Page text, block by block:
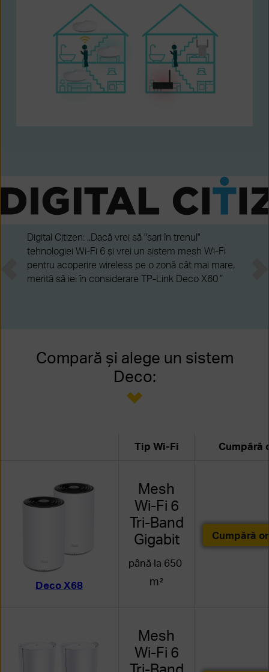
Digital Citizen: ,,Dacă vrei să "sari în trenul"
tehnologiei Wi-Fi 6 și vrei un sistem mesh Wi-Fi
pentru acoperire wireless pe o zonă cât mai mare,
merită să iei în considerare TP-Link Deco X60.”
Compară și alege un sistem
Deco:
Tip Wi-Fi Cumpără
Deco X68
Mesh
Wi-Fi 6
Tri-Band
Gigabit
până la 650
m²
Cumpără
Mesh
Wi-Fi 6